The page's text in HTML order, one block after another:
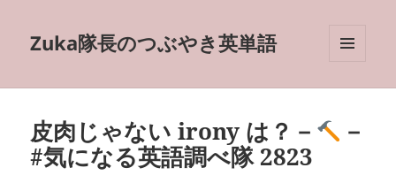
Zuka隊長のつぶやき英単語
ーとウ
皮肉じゃない irony は？－
－
#気になる英語調べ隊 2823